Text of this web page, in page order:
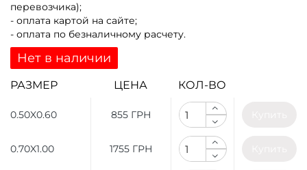
перевозчика);
- оплата картой на сайте;
- оплата по безналичному расчету.
Нет в наличии
РАЗМЕР ЦЕНА КОЛ-ВО
0.50X0.60 855 ГРН
0.70X1.00 1755 ГРН